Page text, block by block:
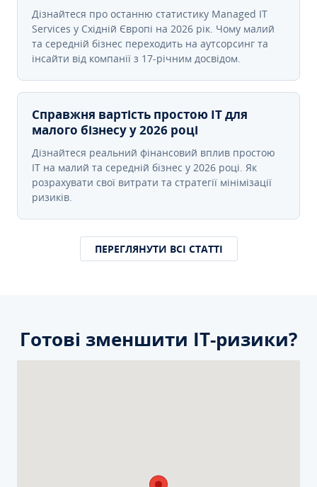
Дізнайтеся про останню статистику Managed IT
Services у Східній Європі на 2026 рік. Чому малий
та середній бізнес переходить на аутсорсинг та
інсайти від компанії з 17-річним досвідом.
Справжня вартість простою IT для
малого бізнесу у 2026 році
Дізнайтеся реальний фінансовий вплив простою
IT на малий та середній бізнес у 2026 році. Як
розрахувати свої витрати та стратегії мінімізації
ризиків.
ПЕРЕГЛЯНУТИ ВСІ СТАТТІ
Готові зменшити ІТ-ризики?